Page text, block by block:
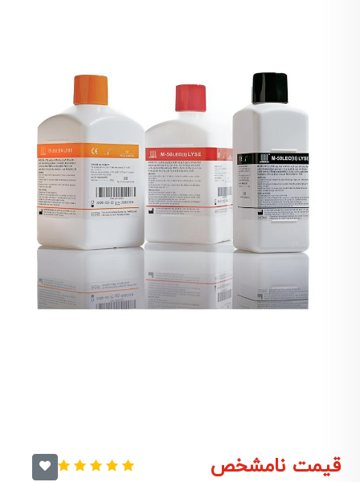
قیمت نامشخص